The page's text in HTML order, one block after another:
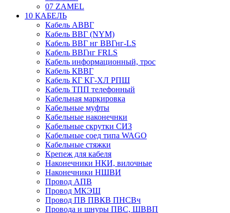
07 ZAMEL
10 КАБЕЛЬ
Кабель АВВГ
Кабель ВВГ (NYM)
Кабель ВВГ нг ВВГнг-LS
Кабель ВВГнг FRLS
Кабель информационный, трос
Кабель КВВГ
Кабель КГ КГ-ХЛ РПШ
Кабель ТПП телефонный
Кабельная маркировка
Кабельные муфты
Кабельные наконечнки
Кабельные скрутки СИЗ
Кабельные соед типа WAGO
Кабельные стяжки
Крепеж для кабеля
Наконечники НКИ, вилочные
Наконечники НШВИ
Провод АПВ
Провод МКЭШ
Провод ПВ ПВКВ ПНСВч
Провода и шнуры ПВС, ШВВП